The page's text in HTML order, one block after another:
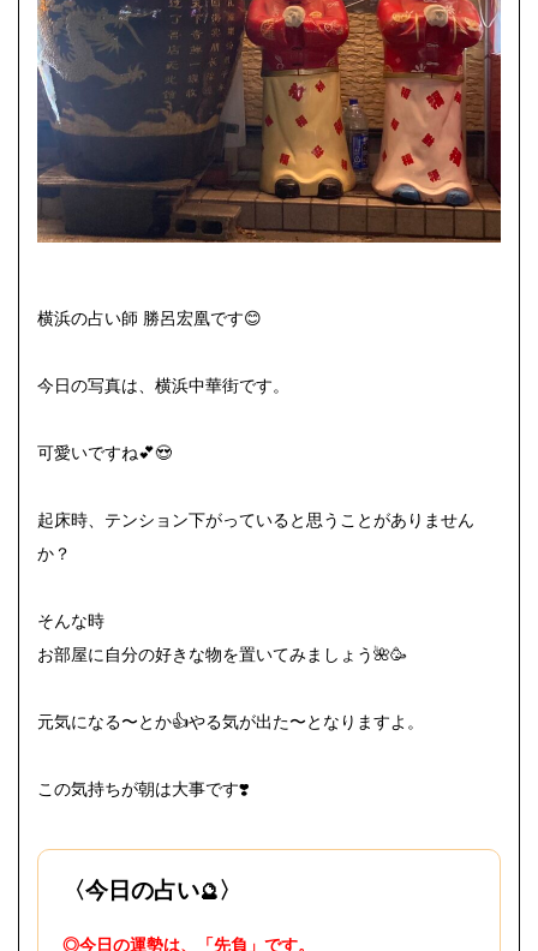
横浜の占い師 勝呂宏凰です😊
今日の写真は、横浜中華街です。
可愛いですね💕😍
起床時、テンション下がっていると思うことがありません
か？
そんな時
お部屋に自分の好きな物を置いてみましょう🌺🥳
元気になる〜とか👍やる気が出た〜となりますよ。
この気持ちが朝は大事です❣️
〈今日の占い🔮〉
◎今日の運勢は、「先負」です。